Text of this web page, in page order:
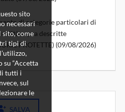
di categorie particolari di
sopra descritte
PROTETTE) (09/08/2026)
SALVA
sito
necessari
sito, come
tipi di
su “Accetta
tutti i
sul
le